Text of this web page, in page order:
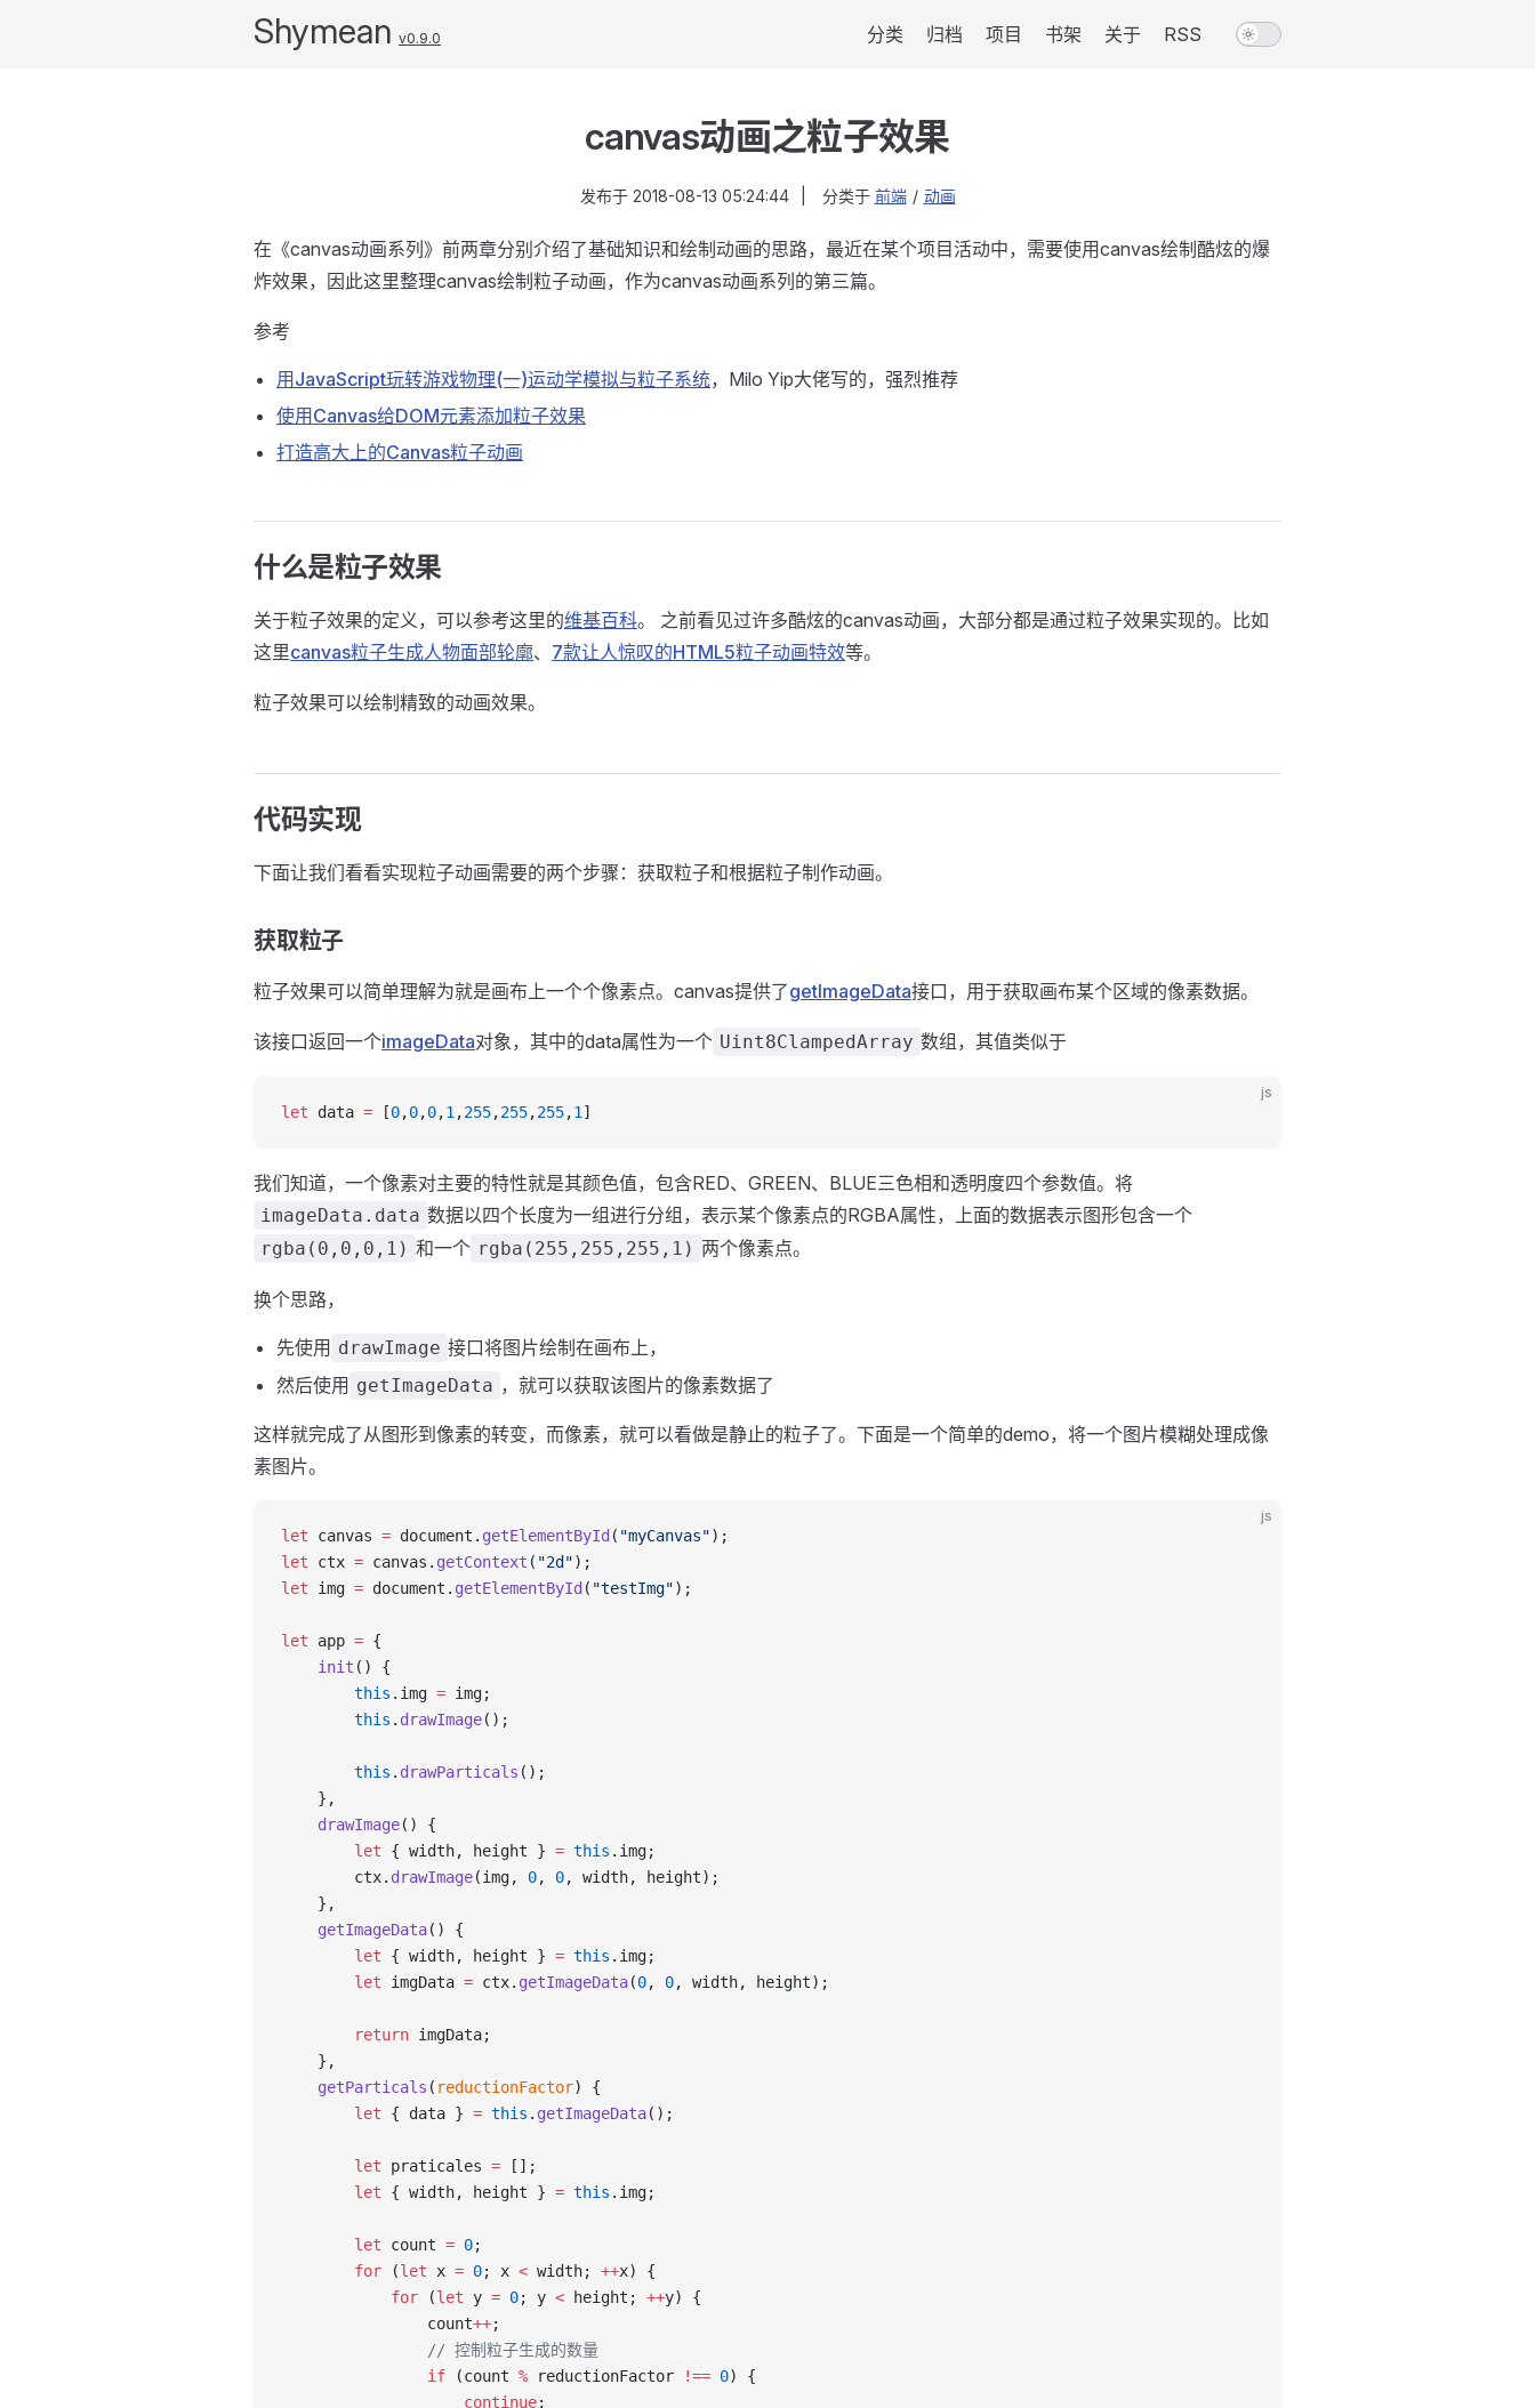
Shymean v0.9.0 分类 归档 项目 书架 关于 RSS
canvas动画之粒子效果
发布于 2018-08-13 05:24:44 分类于 前端 / 动画
在《canvas动画系列》前两章分别介绍了基础知识和绘制动画的思路，最近在某个项目活动中，需要使用canvas绘制酷炫的爆
炸效果，因此这里整理canvas绘制粒子动画，作为canvas动画系列的第三篇。
参考
用JavaScript玩转游戏物理(一)运动学模拟与粒子系统，Milo Yip大佬写的，强烈推荐
使用Canvas给DOM元素添加粒子效果
打造高大上的Canvas粒子动画
什么是粒子效果
关于粒子效果的定义，可以参考这里的维基百科。 之前看见过许多酷炫的canvas动画，大部分都是通过粒子效果实现的。比如
这里canvas粒子生成人物面部轮廓、 7款让人惊叹的HTML5粒子动画特效等。
粒子效果可以绘制精致的动画效果。
代码实现
下面让我们看看实现粒子动画需要的两个步骤：获取粒子和根据粒子制作动画。
获取粒子
粒子效果可以简单理解为就是画布上一个个像素点。canvas提供了getImageData接口，用于获取画布某个区域的像素数据。
该接口返回一个imageData对象，其中的data属性为一个 Uint8ClampedArray 数组，其值类似于
js
let data = [0,0,0,1 ,255,255,255,1 ]
我们知道，一个像素对主要的特性就是其颜色值，包含RED、GREEN、BLUE三色相和透明度四个参数值。将
imageData.data 数据以四个长度为一组进行分组，表示某个像素点的RGBA属性，上面的数据表示图形包含一个
rgba(0,0,0,1) 和一个 rgba(255,255,255,1) 两个像素点。
换个思路，
先使用 drawImage 接口将图片绘制在画布上，
然后使用 getImageData ，就可以获取该图片的像素数据了
这样就完成了从图形到像素的转变，而像素，就可以看做是静止的粒子了。下面是一个简单的demo，将一个图片模糊处理成像
素图片。
js
let canvas = document. getElementById ( "myCanvas");
let ctx = canvas. getContext ( "2d");
let img = document. getElementById ( "testImg");
let app = {
    init
() {
        this
.img = img;
        this
. drawImage();
        this
. drawParticals ();
    },
    drawImage
() {
        let
{ width, height } = this .img;
        ctx.
drawImage(img, 0, 0, width, height);
    },
    getImageData
() {
        let
{ width, height } = this .img;
        let
imgData = ctx. getImageData(0, 0, width, height);
        return
imgData;
    },
    getParticals
( reductionFactor) {
        let
{ data } = this . getImageData();
        let
praticales = [];
        let
{ width, height } = this .img;
        let
count = 0;
        for
(let x = 0; x < width; ++x) {
            for
(let y = 0; y < height; ++y) {
                count
++;
                // 控制粒子生成的数量
                if
(count % reductionFactor !== 0) {
                    continue
;